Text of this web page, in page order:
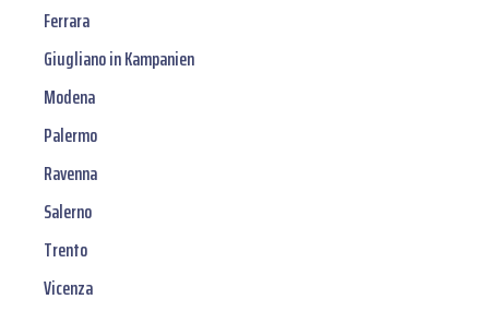
Ferrara
Giugliano in Kampanien
Modena
Palermo
Ravenna
Salerno
Trento
Vicenza